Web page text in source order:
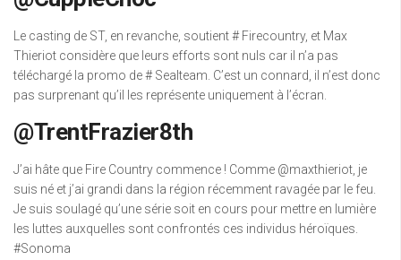
Le casting de ST, en revanche, soutient # Firecountry, et Max
Thieriot considère que leurs efforts sont nuls car il n’a pas
téléchargé la promo de # Sealteam. C’est un connard, il n’est donc
pas surprenant qu’il les représente uniquement à l’écran.
@TrentFrazier8th
J’ai hâte que Fire Country commence ! Comme @maxthieriot, je
suis né et j’ai grandi dans la région récemment ravagée par le feu.
Je suis soulagé qu’une série soit en cours pour mettre en lumière
les luttes auxquelles sont confrontés ces individus héroïques.
#Sonoma